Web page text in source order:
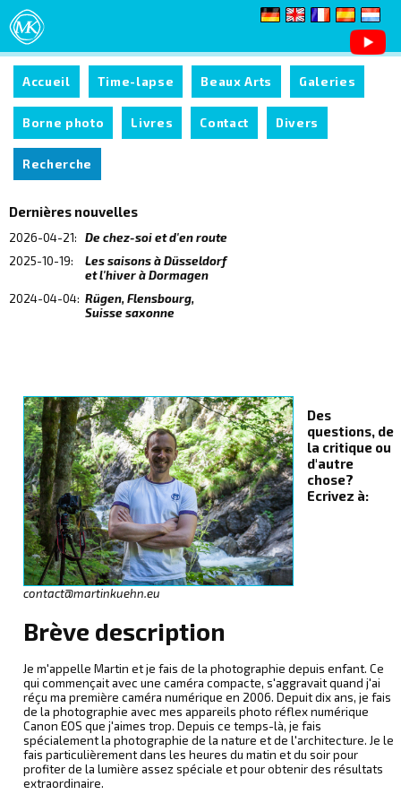
Accueil Time-lapse Beaux Arts Galeries
Borne photo Livres Contact Divers
Recherche
Dernières nouvelles
2026-04-21:
De chez-soi et d'en route
2025-10-19:
Les saisons à Düsseldorf
et l'hiver à Dormagen
2024-04-04: Rügen, Flensbourg,
Suisse saxonne
Des
questions, de
la critique ou
d'autre
chose?
Ecrivez à:
contact@martinkuehn.eu
Brève description
Je m'appelle Martin et je fais de la photographie depuis enfant. Ce
qui commençait avec une caméra compacte, s'aggravait quand j'ai
réçu ma première caméra numérique en 2006. Depuit dix ans, je fais
de la photographie avec mes appareils photo réflex numérique
Canon EOS que j'aimes trop. Depuis ce temps-là, je fais
spécialement la photographie de la nature et de l'architecture. Je le
fais particulièrement dans les heures du matin et du soir pour
profiter de la lumière assez spéciale et pour obtenir des résultats
extraordinaire.